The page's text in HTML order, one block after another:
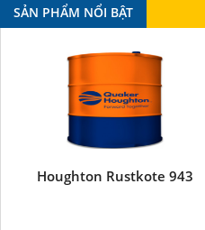
MOBIL
SẢN PHẨM NỔI BẬT
Houghton Rustkote 943